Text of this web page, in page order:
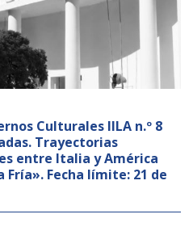
Culturales IILA n.º 8
Trayectorias
entre Italia y América
Fecha límite: 21 de